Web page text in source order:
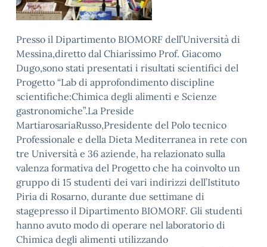
Presso il Dipartimento BIOMORF dell’Università di
Messina,diretto dal Chiarissimo Prof. Giacomo
Dugo,sono stati presentati i risultati scientifici del
Progetto “Lab di approfondimento discipline
scientifiche:Chimica degli alimenti e Scienze
gastronomiche”.La Preside
MartiarosariaRusso,Presidente del Polo tecnico
Professionale e della Dieta Mediterranea in rete con
tre Università e 36 aziende, ha relazionato sulla
valenza formativa del Progetto che ha coinvolto un
gruppo di 15 studenti dei vari indirizzi dell’Istituto
Piria di Rosarno, durante due settimane di
stagepresso il Dipartimento BIOMORF. Gli studenti
hanno avuto modo di operare nel laboratorio di
Chimica degli alimenti utilizzando